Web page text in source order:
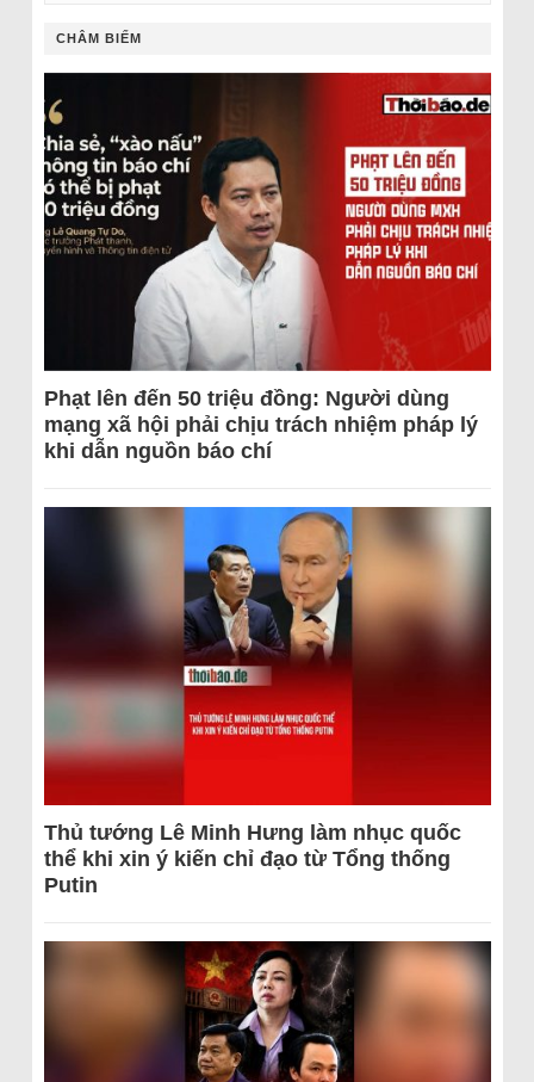
CHÂM BIẾM
Phạt lên đến 50 triệu đồng: Người dùng
mạng xã hội phải chịu trách nhiệm pháp lý
khi dẫn nguồn báo chí
Thủ tướng Lê Minh Hưng làm nhục quốc
thể khi xin ý kiến chỉ đạo từ Tổng thống
Putin